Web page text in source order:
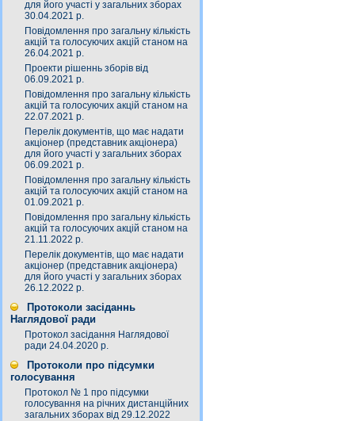
для його участі у загальних зборах
30.04.2021 р.
Повідомлення про загальну кількість
акцій та голосуючих акцій станом на
26.04.2021 р.
Проекти рішеннь зборів від
06.09.2021 р.
Повідомлення про загальну кількість
акцій та голосуючих акцій станом на
22.07.2021 р.
Перелік документів, що має надати
акціонер (представник акціонера)
для його участі у загальних зборах
06.09.2021 р.
Повідомлення про загальну кількість
акцій та голосуючих акцій станом на
01.09.2021 р.
Повідомлення про загальну кількість
акцій та голосуючих акцій станом на
21.11.2022 р.
Перелік документів, що має надати
акціонер (представник акціонера)
для його участі у загальних зборах
26.12.2022 р.
Протоколи засіданнь
Наглядової ради
Протокол засідання Наглядової
ради 24.04.2020 р.
Протоколи про підсумки
голосування
Протокол № 1 про підсумки
голосування на річних дистанційних
загальних зборах від 29.12.2022